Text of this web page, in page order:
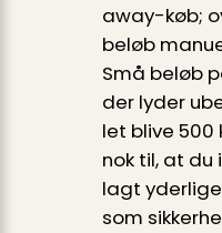
away-køb;
beløb
Små beløb
der lyder
let blive 500
nok til, at
lagt
som